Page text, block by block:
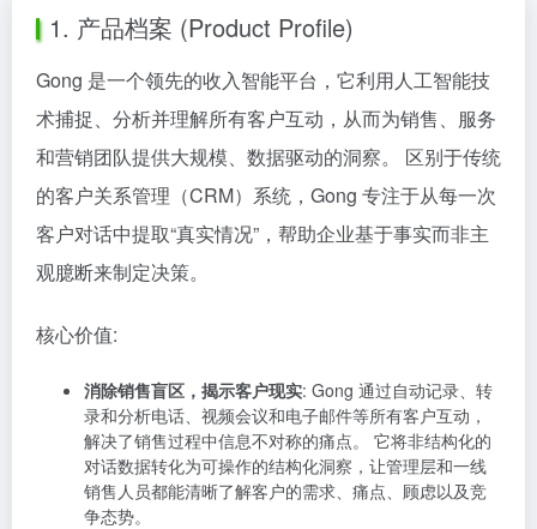
1. 产品档案 (Product Profile)
Gong 是一个领先的收入智能平台，它利用人工智能技
术捕捉、分析并理解所有客户互动，从而为销售、服务
和营销团队提供大规模、数据驱动的洞察。 区别于传统
的客户关系管理（CRM）系统，Gong 专注于从每一次
客户对话中提取“真实情况”，帮助企业基于事实而非主
观臆断来制定决策。
核心价值:
消除销售盲区，揭示客户现实: Gong 通过自动记录、转
录和分析电话、视频会议和电子邮件等所有客户互动，
解决了销售过程中信息不对称的痛点。 它将非结构化的
对话数据转化为可操作的结构化洞察，让管理层和一线
销售人员都能清晰了解客户的需求、痛点、顾虑以及竞
争态势。